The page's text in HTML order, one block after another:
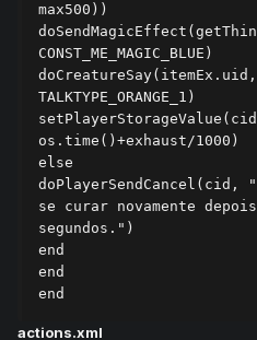
max500))
CONST_ME_MAGIC_BLUE)
TALKTYPE_ORANGE_1)
os.time()+exhaust/1000)
else
doPlayerSendCancel(cid,
se curar novamente
segundos.")
end
end
actions.xml